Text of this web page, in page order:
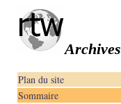
Archives
Plan du site
Sommaire